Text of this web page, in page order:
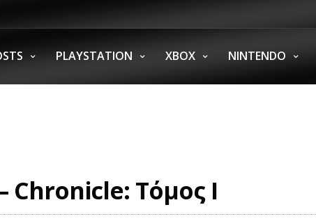
PLAYSTATION XBOX NINTENDO
Chronicle: Τόμος I